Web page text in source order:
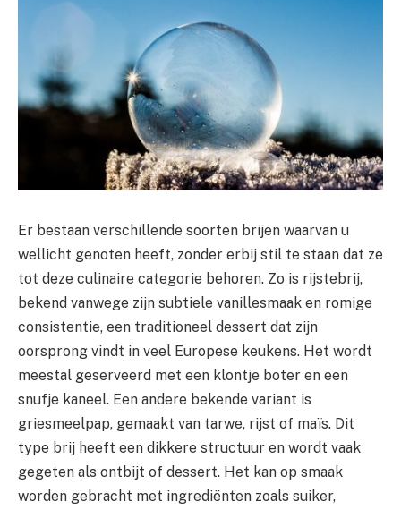
Er bestaan verschillende soorten brijen waarvan u
wellicht genoten heeft, zonder erbij stil te staan dat ze
tot deze culinaire categorie behoren. Zo is rijstebrij,
bekend vanwege zijn subtiele vanillesmaak en romige
consistentie, een traditioneel dessert dat zijn
oorsprong vindt in veel Europese keukens. Het wordt
meestal geserveerd met een klontje boter en een
snufje kaneel. Een andere bekende variant is
griesmeelpap, gemaakt van tarwe, rijst of maïs. Dit
type brij heeft een dikkere structuur en wordt vaak
gegeten als ontbijt of dessert. Het kan op smaak
worden gebracht met ingrediënten zoals suiker,